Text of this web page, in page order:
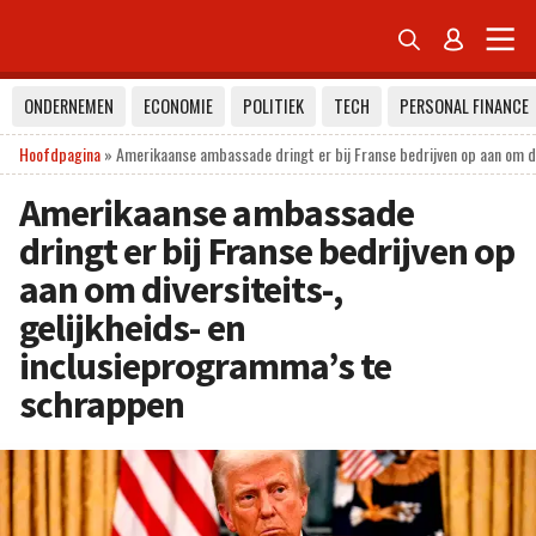
 
ONDERNEMEN ECONOMIE POLITIEK TECH
PERSONAL FINANCE
Hoofdpagina»Amerikaanse ambassade dringt er bij Franse bedrijven op aan
Amerikaanse ambassade
dringt er bij Franse bedrijven op
aan om diversiteits-,
gelijkheids- en
inclusieprogramma’s te
schrappen